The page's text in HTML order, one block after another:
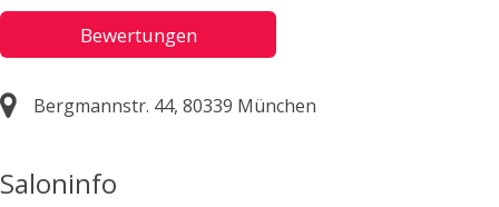
Bewertungen
Bergmannstr. 44, 80339 München
Saloninfo